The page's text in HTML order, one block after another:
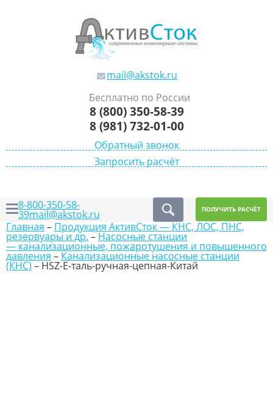
mail@akstok.ru
Бесплатно по России
8 (800) 350-58-39
8 (981) 732-01-00
Обратный звонок
Запросить расчёт
8-800-350-58-
39mail@akstok.ru ПОЛУЧИТЬ РАСЧЁТ
Главная – Продукция АктивСток — КНС, ЛОС, ПНС,
резервуары и др. – Насосные станции
— канализационные, пожаротушения и повышенного
давления – Канализационные насосные станции
(КНС) – HSZ-E-таль-ручная-цепная-Китай